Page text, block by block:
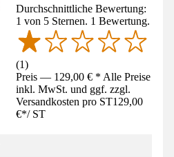
Durchschnittliche Bewertung:
1 von 5 Sternen. 1 Bewertung.
(1)
Preis — 129,00 € * Alle Preise
inkl. MwSt. und ggf. zzgl.
Versandkosten pro ST129,00
€*/ ST